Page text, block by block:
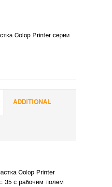
Colop Printer серии
ADDITIONAL
Colop Printer
35 с рабочим полем